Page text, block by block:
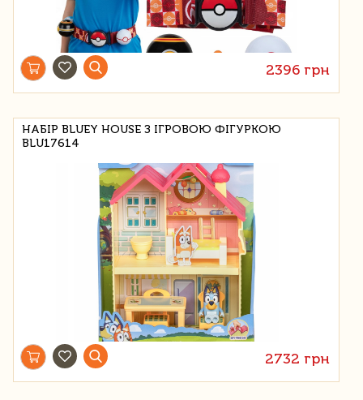
2396 грн
НАБІР BLUEY HOUSE З ІГРОВОЮ ФІГУРКОЮ
BLU17614
2732 грн